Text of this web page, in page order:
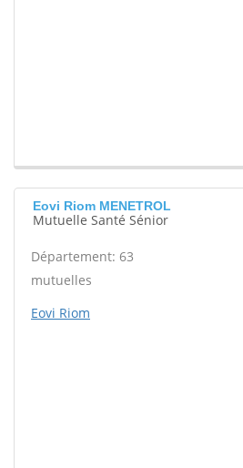
Eovi Riom MENETROL
Mutuelle Santé Sénior
Département: 63
mutuelles
Eovi Riom